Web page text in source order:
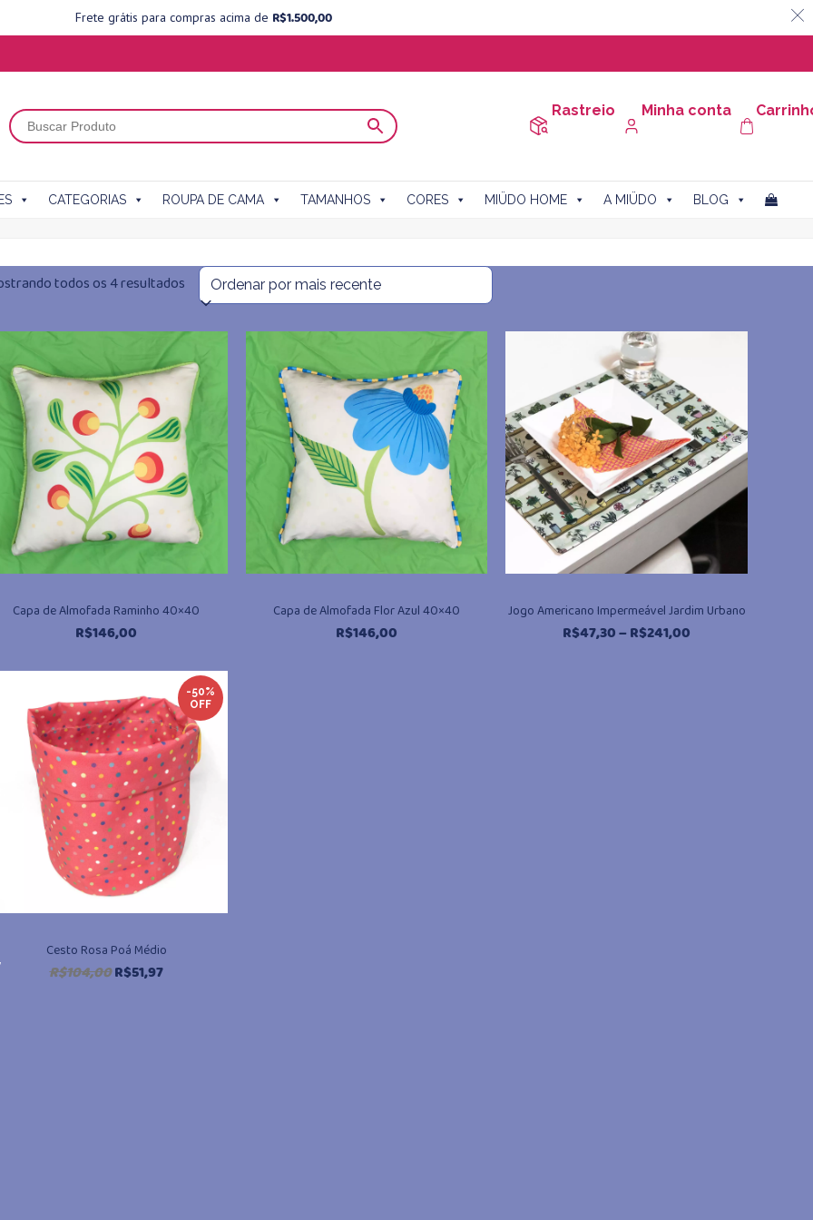
Frete grátis para compras acima de R$1.500,00
Rastreio
Minha conta
CATEGORIAS ROUPA DE CAMA TAMANHOS CORES MIÜDO HOME A MIÜDO
BLOG
todos os 4 resultados Classificado
mais
recente
Capa de Almofada Raminho 40×40
R$146,00
Capa de Almofada Flor Azul 40×40
R$146,00
Jogo Americano Impermeável Jardim Urbano
R$47,30–R$241,00
-50%
OFF
Cesto Rosa Poá Médio
R$104,00O
R$51,97O